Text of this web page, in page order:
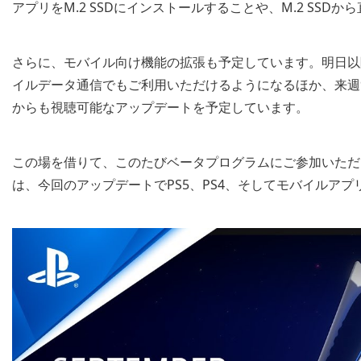
アプリをM.2 SSDにインストールすることや、M.2 SSDか
さらに、モバイル向け機能の拡張も予定しています。明日
イルデータ通信でもご利用いただけるようになるほか、来
からも視聴可能なアップデートを予定しています。
この場を借りて、このたびベータプログラムにご参加いた
は、今回のアップデートでPS5、PS4、そしてモバイルア